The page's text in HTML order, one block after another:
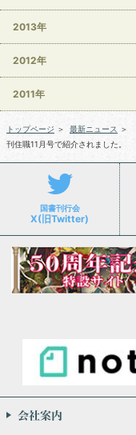
2013年
2012年
2011年
トップページ ＞ 最新ニュース ＞
刊住職11月号で紹介されました。
国書刊行会
X(旧Twitter)